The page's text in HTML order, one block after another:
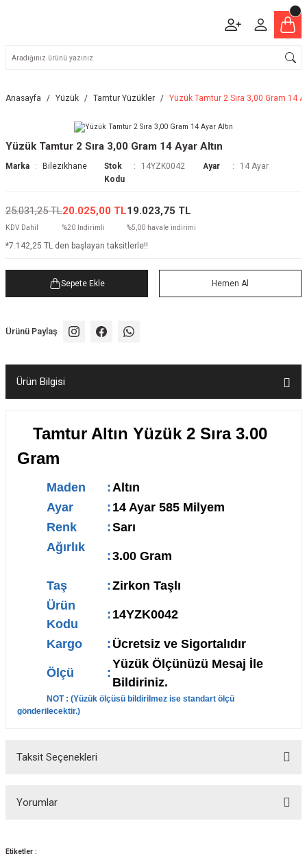
Anasayfa Yüzük Tamtur Yüzükler Yüzük Tamtur 2 Sıra 3,00 Gram 14
Yüzük Tamtur 2 Sıra 3,00 Gram 14 Ayar Altın
Marka Bilezikhane
Stok
Kodu
14YZK0042 Ayar 14 Ayar
25.031,25 TL
KDV Dahil
20.025,00 TL
%20 İndirimli
19.023,75 TL
%5,00 havale indirimi
*7.142,25 TL den başlayan taksitlerle!!
Sepete Ekle Hemen Al
Ürünü Paylaş
Ürün Bilgisi
Tamtur Altın Yüzük 2 Sıra 3.00
Gram
Maden :Altın
Ayar
: 14 Ayar 585 Milyem
Renk
:Sarı
Ağırlık
:3.00 Gram
Taş :Zirkon Taşlı
Ürün
Kodu
: 14YZK0042
Kargo : Ücretsiz ve Sigortalıdır
Ölçü :
Yüzük Ölçünüzü Mesaj İle
Bildiriniz.
NOT : (Yüzük ölçüsü bildirilmez ise standart ölçü
gönderilecektir.)
Taksit Seçenekleri
Yorumlar
Etiketler :